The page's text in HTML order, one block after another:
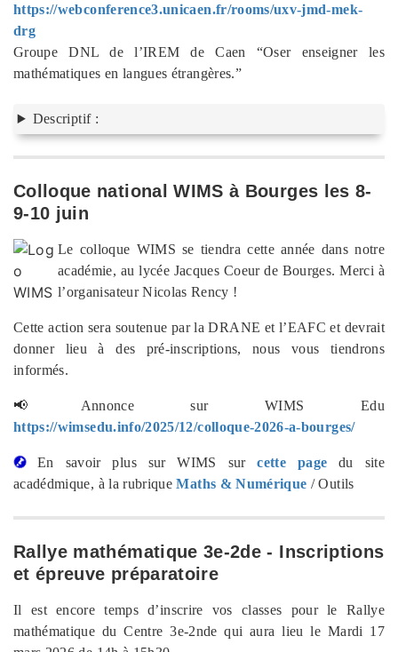
https://webconference3.unicaen.fr/rooms/uxv-jmd-mek-
drg
Groupe DNL de l’IREM de Caen “Oser enseigner les
mathématiques en langues étrangères.”
Descriptif :
Colloque national WIMS à Bourges les 8-
9-10 juin
Le colloque WIMS se tiendra cette année dans notre
académie, au lycée Jacques Coeur de Bourges. Merci à
l’organisateur Nicolas Rency !
Cette action sera soutenue par la DRANE et l’EAFC et devrait
donner lieu à des pré-inscriptions, nous vous tiendrons
informés.
📢Annonce sur WIMS Edu
https://wimsedu.info/2025/12/colloque-2026-a-bourges/
En savoir plus sur WIMS surcette page du site
acadédmique, à la rubriqueMaths & Numérique / Outils
Rallye mathématique 3e-2de - Inscriptions
et épreuve préparatoire
Il est encore temps d’inscrire vos classes pour le Rallye
mathématique du Centre 3e-2nde qui aura lieu le Mardi 17